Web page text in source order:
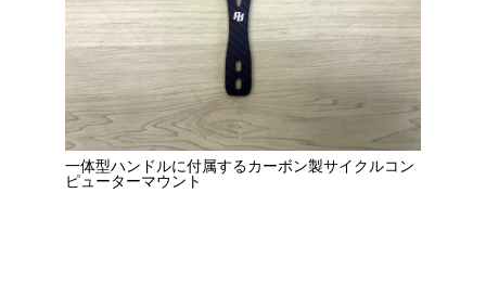
一体型ハンドルに付属するカーボン製サイクルコン
ピューターマウント